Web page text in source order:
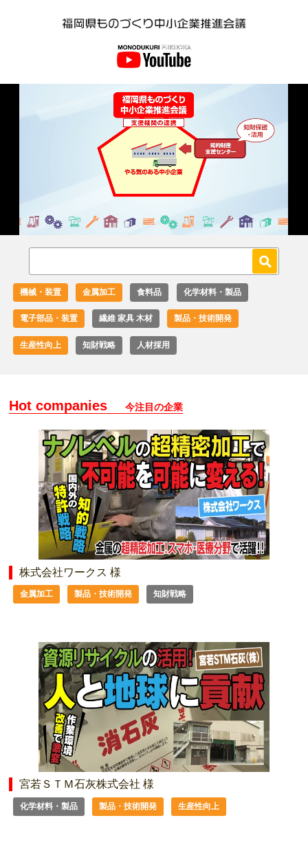
Unmute Loaded
機械・装置 金属加工 食料品 化学材料・製品
電子部品・装置 繊維 家具 木材 製品・技術開発
生産性向上 知財戦略 人材採用
Hot companies 今注目の企業
株式会社ワークス 様
金属加工 製品・技術開発 知財戦略
宮若ＳＴＭ石灰株式会社 様
化学材料・製品 製品・技術開発 生産性向上